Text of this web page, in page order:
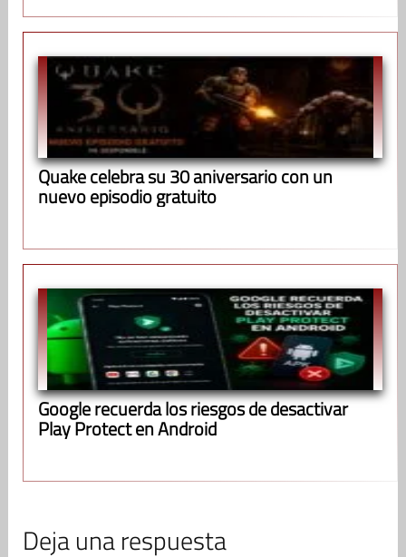
Quake celebra su 30 aniversario con un
nuevo episodio gratuito
Google recuerda los riesgos de desactivar
Play Protect en Android
Deja una respuesta